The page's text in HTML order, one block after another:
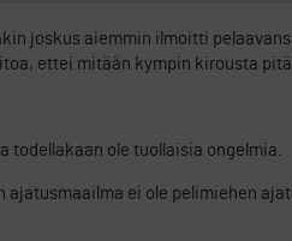
joskus aiemmin ilmoitti
ettei mitään kympin kirousta
todellakaan ole tuollaisia ongelmia.
ei ole pelimiehen